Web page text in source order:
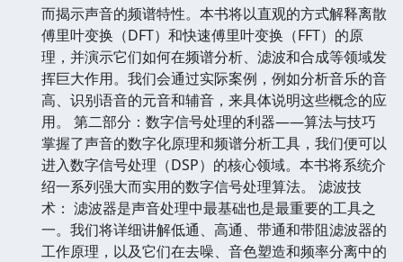
而揭示声音的频谱特性。本书将以直观的方式解释离散
傅里叶变换（DFT）和快速傅里叶变换（FFT）的原
理，并演示它们如何在频谱分析、滤波和合成等领域发
挥巨大作用。我们会通过实际案例，例如分析音乐的音
高、识别语音的元音和辅音，来具体说明这些概念的应
用。 第二部分：数字信号处理的利器——算法与技巧
掌握了声音的数字化原理和频谱分析工具，我们便可以
进入数字信号处理（DSP）的核心领域。本书将系统介
绍一系列强大而实用的数字信号处理算法。 滤波技
术： 滤波器是声音处理中最基础也是最重要的工具之
一。我们将详细讲解低通、高通、带通和带阻滤波器的
工作原理，以及它们在去噪、音色塑造和频率分离中的